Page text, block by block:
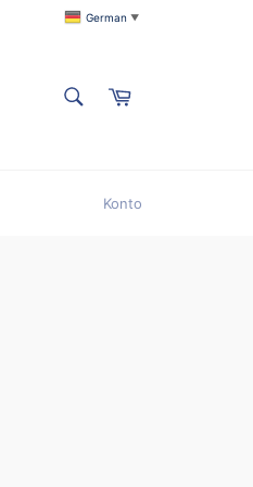
German ▼
Warenkorb
Konto